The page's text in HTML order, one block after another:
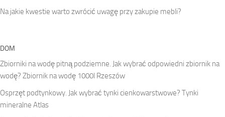
Na jakie kwestie warto zwrócić uwagę przy zakupie mebli?
DOM
Zbiorniki na wodę pitną podziemne. Jak wybrać odpowiedni zbiornik na
wodę? Zbiornik na wodę 1000l Rzeszów
Osprzęt podtynkowy. Jak wybrać tynki cienkowarstwowe? Tynki
mineralne Atlas